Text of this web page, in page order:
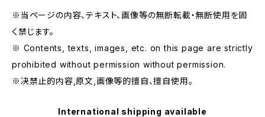
※当ページの内容、テキスト、画像等の無断転載・無断使用を固
く禁じます。
※ Contents, texts, images, etc. on this page are strictly
prohibited without permission without permission.
※决禁止的内容,原文,画像等的擅自、擅自使用。
International shipping available